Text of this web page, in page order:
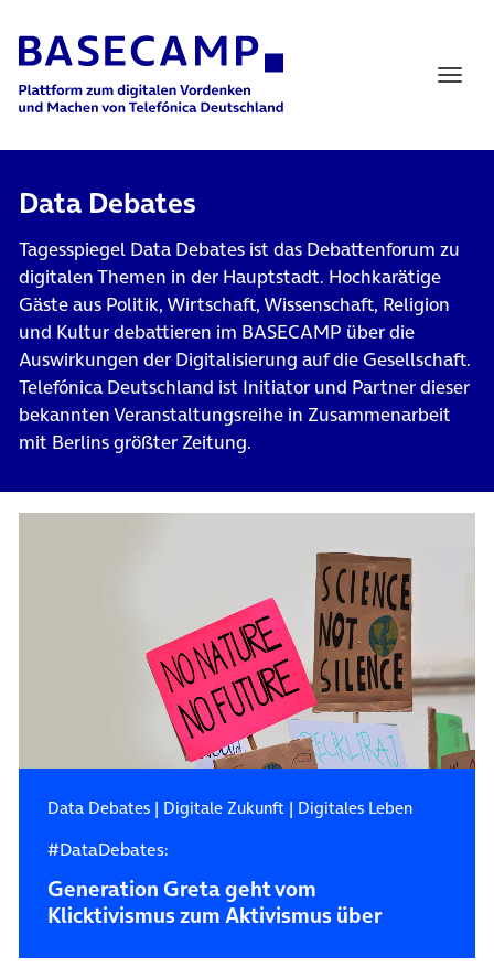
Main Navigation
Data Debates
Tagesspiegel Data Debates ist das Debattenforum zu
digitalen Themen in der Hauptstadt. Hochkarätige
Gäste aus Politik, Wirtschaft, Wissenschaft, Religion
und Kultur debattieren im BASECAMP über die
Auswirkungen der Digitalisierung auf die Gesellschaft.
Telefónica Deutschland ist Initiator und Partner dieser
bekannten Veranstaltungsreihe in Zusammenarbeit
mit Berlins größter Zeitung.
Data Debates| Digitale Zukunft| Digitales Leben
#DataDebates:
Generation Greta geht vom
Klicktivismus zum Aktivismus über